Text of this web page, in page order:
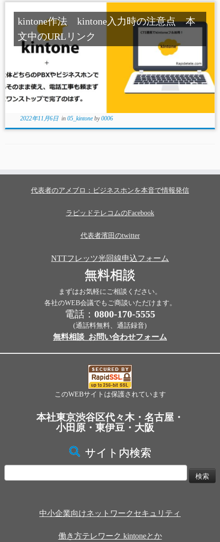
kintone作法 kintone入力時の注意点 本
文中のURLリンク
2022年11月6日in 05_kintone by0006
代表者のアメブロ：ビジネスホンを本音で情報発信
ラピッドテレコムのFacebook
代表者濱田のtwitter
NTTフレッツ光回線申込フォーム
無料相談
まずはお気軽にご相談ください。
各社のWEB会議でもご商談いただけます。
電話： 0800-170-5555
(通話料無料、通話録音)
無料相談_お問い合わせフォーム
このWEBサイトは保護されています
本社東京渋谷区代々木・名古屋・
小田原・東伊豆・大阪
サイト内検索
索:
中小企業向けネットワークセキュリティ
働き方テレワーク kintoneとか